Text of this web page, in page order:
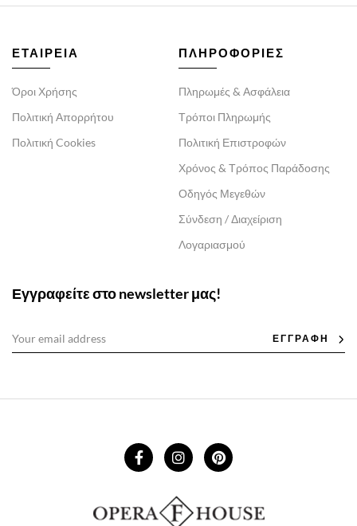
ΕΤΑΙΡΕΙΑ
Όροι Χρήσης
Πολιτική Απορρήτου
Πολιτική Cookies
ΠΛΗΡΟΦΟΡΙΕΣ
Πληρωμές & Ασφάλεια
Τρόποι Πληρωμής
Πολιτική Επιστροφών
Χρόνος & Τρόπος Παράδοσης
Οδηγός Μεγεθών
Σύνδεση / Διαχείριση
Λογαριασμού
Εγγραφείτε στο newsletter μας!
ΕΓΓΡΑΦΗ